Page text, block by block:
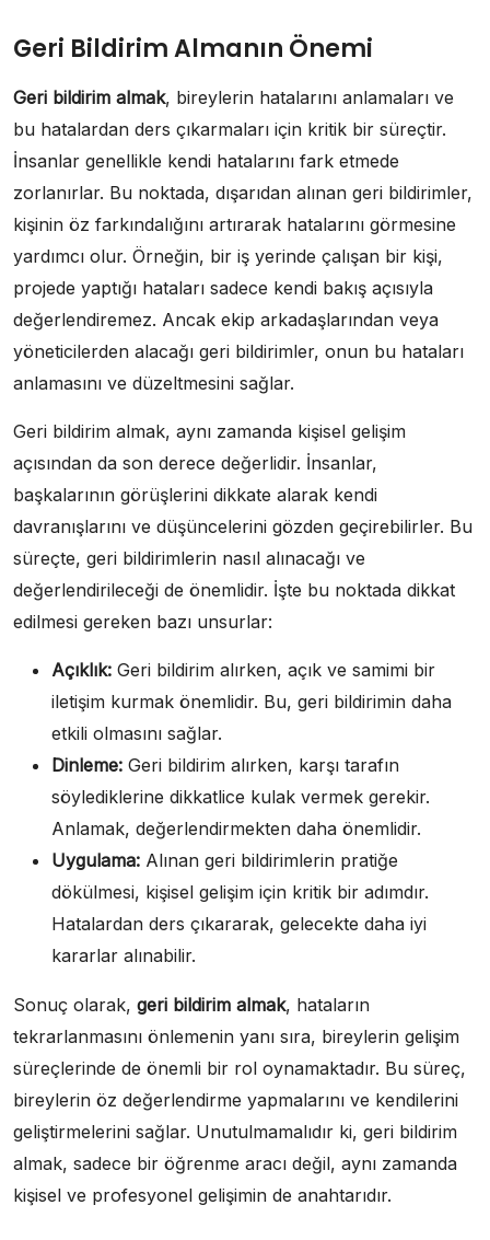
Geri Bildirim Almanın Önemi
Geri bildirim almak, bireylerin hatalarını anlamaları ve
bu hatalardan ders çıkarmaları için kritik bir süreçtir.
İnsanlar genellikle kendi hatalarını fark etmede
zorlanırlar. Bu noktada, dışarıdan alınan geri bildirimler,
kişinin öz farkındalığını artırarak hatalarını görmesine
yardımcı olur. Örneğin, bir iş yerinde çalışan bir kişi,
projede yaptığı hataları sadece kendi bakış açısıyla
değerlendiremez. Ancak ekip arkadaşlarından veya
yöneticilerden alacağı geri bildirimler, onun bu hataları
anlamasını ve düzeltmesini sağlar.
Geri bildirim almak, aynı zamanda kişisel gelişim
açısından da son derece değerlidir. İnsanlar,
başkalarının görüşlerini dikkate alarak kendi
davranışlarını ve düşüncelerini gözden geçirebilirler. Bu
süreçte, geri bildirimlerin nasıl alınacağı ve
değerlendirileceği de önemlidir. İşte bu noktada dikkat
edilmesi gereken bazı unsurlar:
Açıklık: Geri bildirim alırken, açık ve samimi bir
iletişim kurmak önemlidir. Bu, geri bildirimin daha
etkili olmasını sağlar.
Dinleme: Geri bildirim alırken, karşı tarafın
söylediklerine dikkatlice kulak vermek gerekir.
Anlamak, değerlendirmekten daha önemlidir.
Uygulama: Alınan geri bildirimlerin pratiğe
dökülmesi, kişisel gelişim için kritik bir adımdır.
Hatalardan ders çıkararak, gelecekte daha iyi
kararlar alınabilir.
Sonuç olarak, geri bildirim almak, hataların
tekrarlanmasını önlemenin yanı sıra, bireylerin gelişim
süreçlerinde de önemli bir rol oynamaktadır. Bu süreç,
bireylerin öz değerlendirme yapmalarını ve kendilerini
geliştirmelerini sağlar. Unutulmamalıdır ki, geri bildirim
almak, sadece bir öğrenme aracı değil, aynı zamanda
kişisel ve profesyonel gelişimin de anahtarıdır.